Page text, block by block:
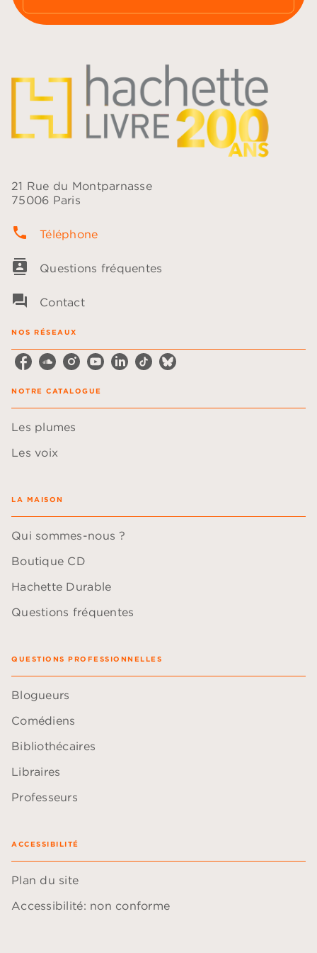
21 Rue du Montparnasse
75006 Paris
phone Téléphone
contacts Questions fréquentes
question_answer Contact
NOS RÉSEAUX
NOTRE CATALOGUE
Les plumes
Les voix
LA MAISON
Qui sommes-nous ?
Boutique CD
Hachette Durable
Questions fréquentes
QUESTIONS PROFESSIONNELLES
Blogueurs
Comédiens
Bibliothécaires
Libraires
Professeurs
ACCESSIBILITÉ
Plan du site
Accessibilité: non conforme